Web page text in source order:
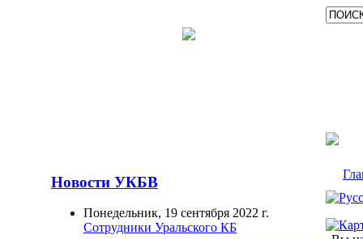
Новости УКБВ
Понедельник, 19 сентября 2022 г.
Сотрудники Уральского КБ